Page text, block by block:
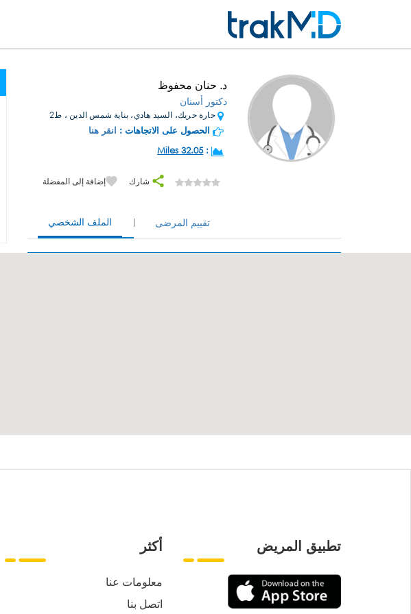
د. حنان محفوظ
دكتور أسنان
حارة حريك، السيد هادي، بناية شمس الدين ، ط2
الحصول على الاتجاهات : انقر هنا
:
32.05 Miles
شارك إضافة إلى المفضلة
الملف الشخصي تقييم المرضى
أكثر
معلومات عنا
اتصل بنا
تطبيق المريض